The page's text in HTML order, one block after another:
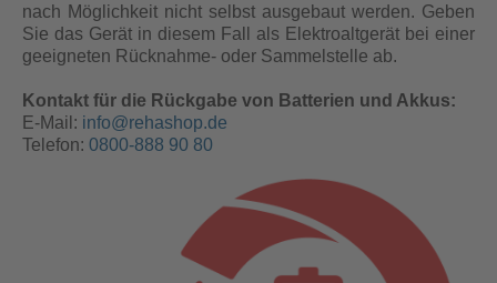
nach Möglichkeit nicht selbst ausgebaut werden. Geben
Sie das Gerät in diesem Fall als Elektroaltgerät bei einer
geeigneten Rücknahme- oder Sammelstelle ab.
Kontakt für die Rückgabe von Batterien und Akkus:
E-Mail: info@rehashop.de
Telefon: 0800-888 90 80